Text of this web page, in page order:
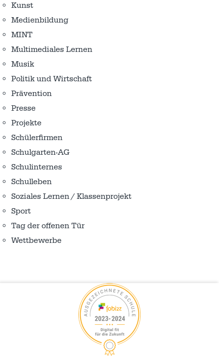
Kunst
Medienbildung
MINT
Multimediales Lernen
Musik
Politik und Wirtschaft
Prävention
Presse
Projekte
Schülerfirmen
Schulgarten-AG
Schulinternes
Schulleben
Soziales Lernen / Klassenprojekt
Sport
Tag der offenen Tür
Wettbewerbe